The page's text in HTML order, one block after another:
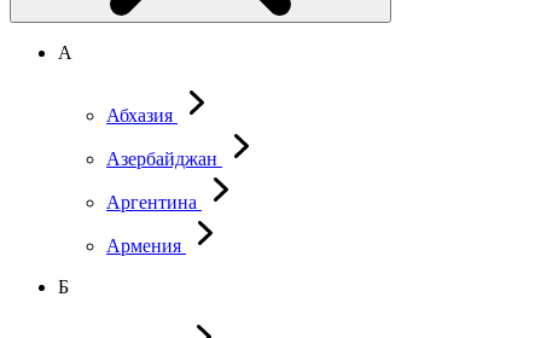
А
Абхазия
Азербайджан
Аргентина
Армения
Б